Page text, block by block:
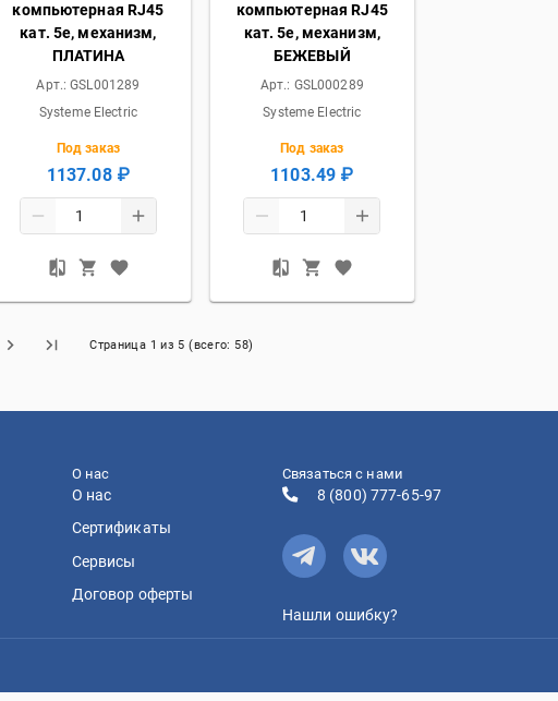
компьютерная RJ45
кат. 5e, механизм,
ПЛАТИНА
Арт.:GSL001289
Systeme Electric
Под заказ
1137.08 ₽
компьютерная RJ45
кат. 5e, механизм,
БЕЖЕВЫЙ
Арт.: GSL000289
Systeme Electric
Под заказ
1103.49 ₽
Страница 1 из 5 (всего: 58)
О нас
О нас
Сертификаты
Сервисы
Договор оферты
Связаться с нами
8 (800) 777-65-97
Нашли ошибку?